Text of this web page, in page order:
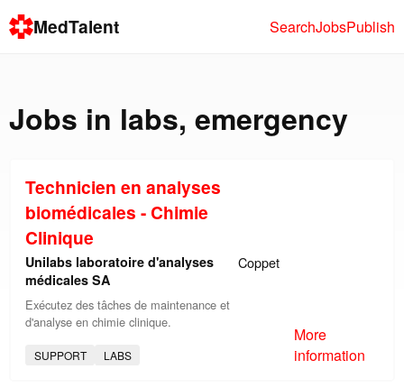
MedTalent SearchJobsPublish
Jobs in labs, emergency
Technicien en analyses
biomédicales - Chimie
Clinique
Unilabs laboratoire d'analyses
médicales SA
Coppet
Exécutez des tâches de maintenance et
d'analyse en chimie clinique.
SUPPORT LABS
More
information